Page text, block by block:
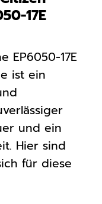
17E
EP6050-17E
ist ein
und ein
Hier sind
für diese